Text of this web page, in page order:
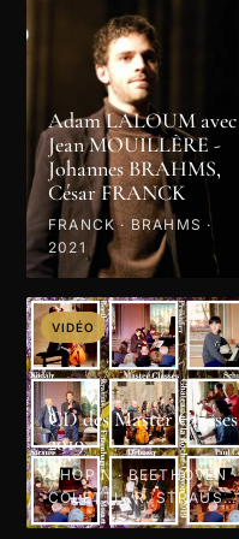
Adam LALOUM avec
Jean MOUILLÈRE -
Johannes BRAHMS,
César FRANCK
FRANCK · BRAHMS ·
2021
VIDÉO
CD des Master Classes
2019
CHOPIN · BEETHOVEN ·
COLETTI · R. STRAUSS
· PROKOFIEV · MOZART